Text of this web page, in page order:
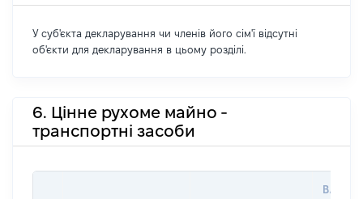
У суб'єкта декларування чи членів його сім'ї відсутні
об'єкти для декларування в цьому розділі.
6. Цінне рухоме майно -
транспортні засоби